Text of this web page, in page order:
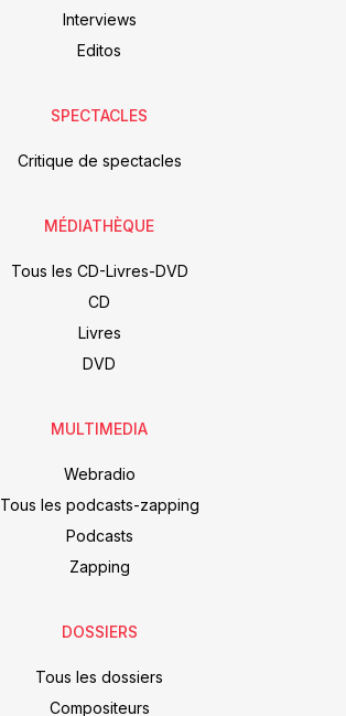
Interviews
Editos
SPECTACLES
Critique de spectacles
MÉDIATHÈQUE
Tous les CD-Livres-DVD
CD
Livres
DVD
MULTIMEDIA
Webradio
Tous les podcasts-zapping
Podcasts
Zapping
DOSSIERS
Tous les dossiers
Compositeurs